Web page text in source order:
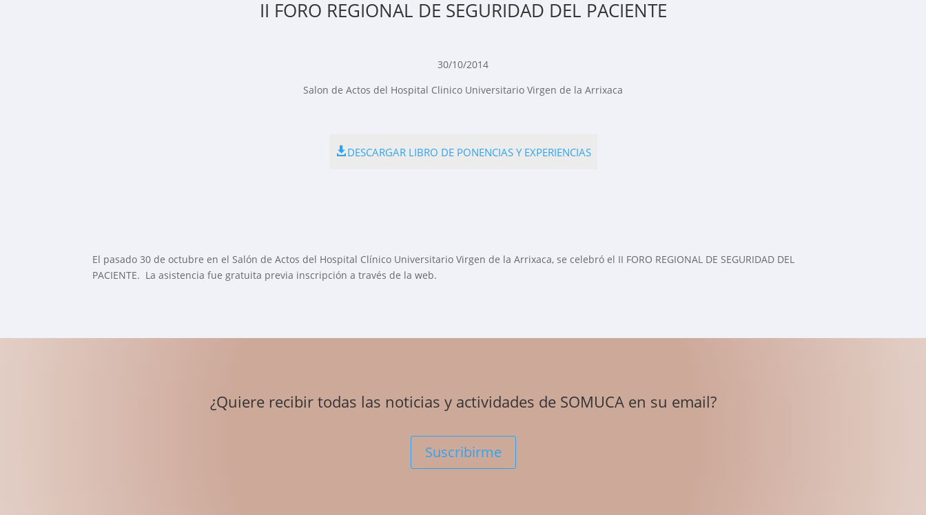
II FORO REGIONAL DE SEGURIDAD DEL PACIENTE
30/10/2014
Salon de Actos del Hospital Clinico Universitario Virgen de la Arrixaca
DESCARGAR LIBRO DE PONENCIAS Y EXPERIENCIAS
El pasado 30 de octubre en el Salón de Actos del Hospital Clínico Universitario Virgen de la Arrixaca, se celebró el II FORO REGIONAL DE SEGURIDAD DEL
PACIENTE. La asistencia fue gratuita previa inscripción a través de la web.
¿Quiere recibir todas las noticias y actividades de SOMUCA en su email?
Suscribirme